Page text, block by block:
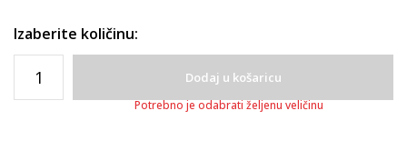
Izaberite količinu:
Dodaj u košaricu
Potrebno je odabrati željenu veličinu